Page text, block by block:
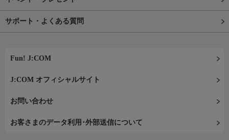
サポート・よくある質問
Fun! J:COM
J:COM オフィシャルサイト
お問い合わせ
お客さまのデータ利用･外部送信について